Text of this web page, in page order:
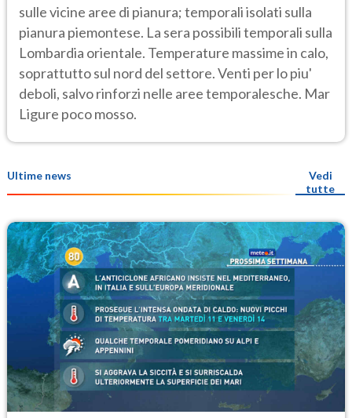
sulle vicine aree di pianura; temporali isolati sulla
pianura piemontese. La sera possibili temporali sulla
Lombardia orientale. Temperature massime in calo,
soprattutto sul nord del settore. Venti per lo piu'
deboli, salvo rinforzi nelle aree temporalesche. Mar
Ligure poco mosso.
Ultime news
Vedi
tutte